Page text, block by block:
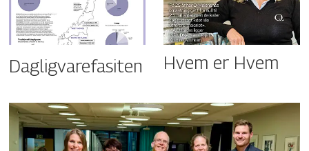
Dagligvarefasiten Hvem er Hvem